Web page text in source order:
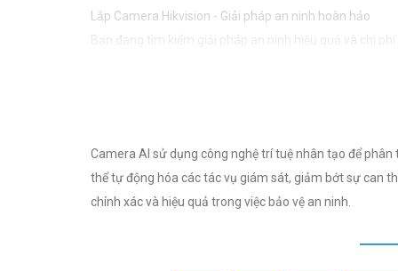
Lắp Camera Hikvision - Giải pháp an ninh hoàn hảo
Bạn đang tìm kiếm giải pháp an ninh hiệu quả và chi
- Dễ sử dụng: Camera Hikvision được thiết kế đơn giản
Nơi mua Camera Hikvision giá rẻ
Nếu bạn quan tâm đến việc lắp Camera Hikvision với
Camera AI sử dụng công nghệ trí tuệ nhân tạo để
thể tự động hóa các tác vụ giám sát, giảm bớt sự can
chính xác và hiệu quả trong việc bảo vệ an ninh.